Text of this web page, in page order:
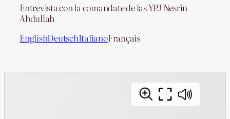
Entrevista con la comandate de las YPJ Nesrîn
Abdullah
EnglishDeutschItalianoFrançais